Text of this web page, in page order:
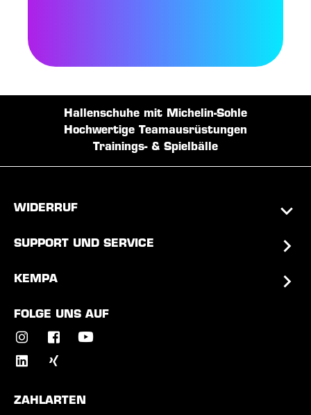
Hallenschuhe mit Michelin-Sohle
Hochwertige Teamausrüstungen
Trainings- & Spielbälle
WIDERRUF
SUPPORT UND SERVICE
KEMPA
FOLGE UNS AUF
ZAHLARTEN